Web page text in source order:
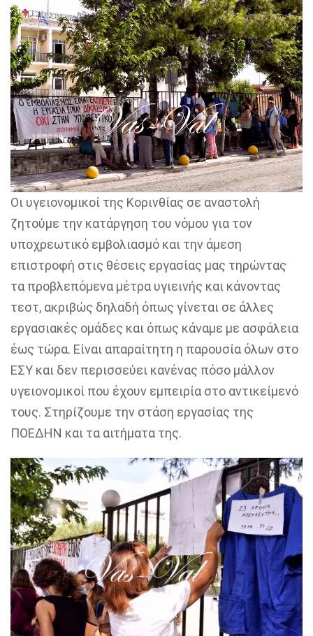
Οι υγειονομικοί της Κορινθίας σε αναστολή
ζητούμε την κατάργηση του νόμου για τον
υποχρεωτικό εμβολιασμό και την άμεση
επιστροφή στις θέσεις εργασίας μας τηρώντας
τα προβλεπόμενα μέτρα υγιεινής και κάνοντας
τεστ, ακριβώς δηλαδή όπως γίνεται σε άλλες
εργασιακές ομάδες και όπως κάναμε με ασφάλεια
έως τώρα. Είναι απαραίτητη η παρουσία όλων στο
ΕΣΥ και δεν περισσεύει κανένας πόσο μάλλον
υγειονομικοί που έχουν εμπειρία στο αντικείμενό
τους. Στηρίζουμε την στάση εργασίας της
ΠΟΕΔΗΝ και τα αιτήματα της.